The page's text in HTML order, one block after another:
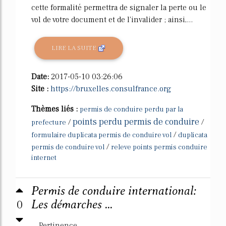
cette formalité permettra de signaler la perte ou le
vol de votre document et de l'invalider ; ainsi,...
LIRE LA SUITE
Date: 2017-05-10 03:26:06
Site : https://bruxelles.consulfrance.org
Thèmes liés : permis de conduire perdu par la
prefecture /points perdu permis de conduire /
formulaire duplicata permis de conduire vol / duplicata
permis de conduire vol / releve points permis conduire
internet
0
Permis de conduire international:
Les démarches ...